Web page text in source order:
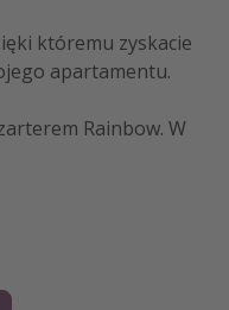
któremu zyskacie
apartamentu.
Rainbow. W